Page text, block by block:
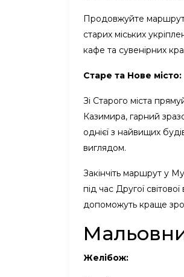
Продовжуйте маршрут
старих міських
кафе та сувенірних
Старе та Нове місто:
Зі Старого міста
Казимира, гарний
однієї з найвищих
виглядом.
Закінчіть маршрут у
під час Другої
допоможуть краще
Желібож: